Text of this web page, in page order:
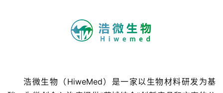
浩微生物（HiweMed）是一家以生物材料研发为基